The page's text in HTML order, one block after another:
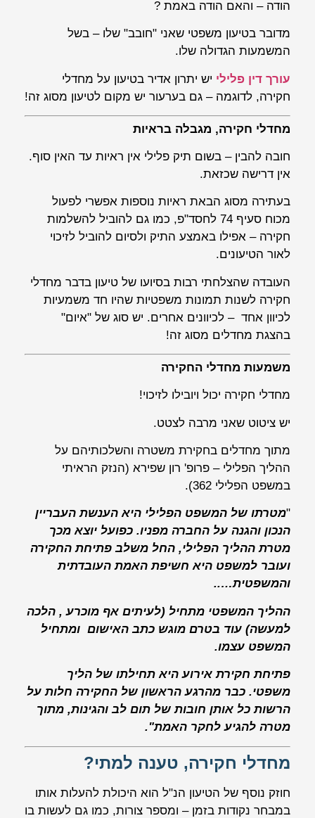
הודה – והאם הודה באמת ?
מדובר בטיעון משפטי שאני "חובב" שלו – בשל
המשמעות הגדולה שלו.
עורך דין פלילי יש יתרון אדיר בטיעון על מחדלי
חקירה, לדוגמה – גם בערעור יש מקום לטיעון מסוג זה!
מחדלי חקירה, מגבלה בראיות
חובה להבין – בשום תיק פלילי אין ראיות עד האין סוף.
אין דרישה שכזאת.
בעתירה מסוג הבאת ראיות נוספות אפשרי לפעול
מכוח סעיף 74 לחסד"פ, כמו גם להוביל להשלמות
חקירה – אפילו באמצע התיק ולסיום להוביל לזיכוי
לאור הטיעונים.
העובדה שהצלחתי רבות בסיועו של טיעון בדבר מחדלי
חקירה לשנות תמונות משפטיות שהיו חד משמעיות
לכיוון אחד – לכיוונים אחרים. יש סוג של "איום"
בהצגת מחדלים מסוג זה!
משמעות מחדלי החקירה
מחדלי חקירה יכול ויובילו לזיכוי!
יש ציטוט שאני מרבה לצטט.
מתוך מחדלים בחקירת משטרה והשלכותיהם על
ההליך הפלילי – פרופ' רון שפירא (הנזק הראיתי
במשפט הפלילי 362).
"מטרתו של המשפט הפלילי היא הענשת העבריין
הנכון והגנה על החברה מפניו. כפועל יוצא מכך
מטרת ההליך הפלילי, החל משלב פתיחת החקירה
ועובר למשפט היא חשיפת האמת העובדתית
והמשפטית…..
ההליך המשפטי מתחיל (לעיתים אף מוכרע , הלכה
למעשה) עוד בטרם מוגש כתב האישום ומתחיל
המשפט עצמו.
פתיחת חקירת אירוע היא תחילתו של הליך
משפטי. כבר מהרגע הראשון של החקירה חלות על
הרשות כל אותן חובות של תום לב והגינות, מתוך
מטרה להגיע לחקר האמת".
מחדלי חקירה, טענה למתי?
חוזק נוסף של הטיעון הנ"ל הוא היכולת להעלות אותו
במבחר נקודות בזמן – ומספר צורות, כמו גם לעשות בו